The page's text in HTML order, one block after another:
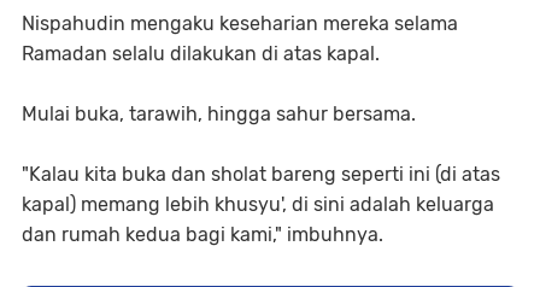
Nispahudin mengaku keseharian mereka selama
Ramadan selalu dilakukan di atas kapal.
Mulai buka, tarawih, hingga sahur bersama.
"Kalau kita buka dan sholat bareng seperti ini (di atas
kapal) memang lebih khusyu', di sini adalah keluarga
dan rumah kedua bagi kami," imbuhnya.